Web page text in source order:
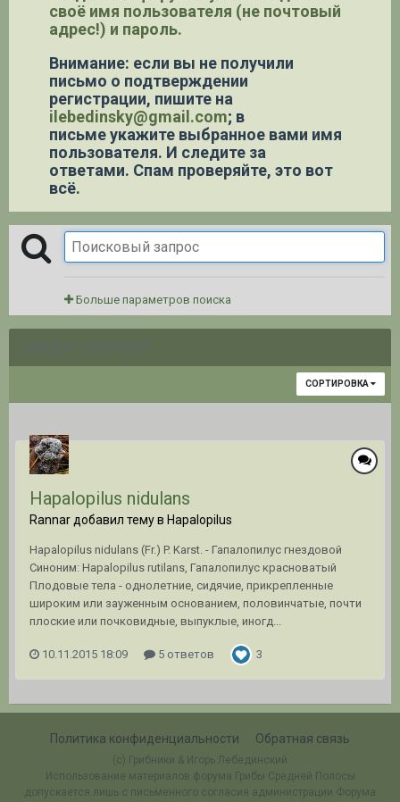
своё имя пользователя (не почтовый
адрес!) и пароль.
Внимание: если вы не получили
письмо о подтверждении
регистрации, пишите на
ilebedinsky@gmail.com; в
письме укажите выбранное вами имя
пользователя. И следите за
ответами. Спам проверяйте, это вот
всё.
Больше параметров поиска
НАЙДЕНО 1 РЕЗУЛЬТАТ
СОРТИРОВКА
Hapalopilus nidulans
Rannar добавил тему в Hapalopilus
Hapalopilus nidulans (Fr.) P. Karst. - Гапалопилус гнездовой
Синоним: Hapalopilus rutilans, Гапалопилус красноватый
Плодовые тела - однолетние, сидячие, прикрепленные
широким или зауженным основанием, половинчатые, почти
плоские или почковидные, выпуклые, иногд...
10.11.2015 18:09 5 ответов 3
Политика конфиденциальности Обратная связь
(c) Грибники & Игорь Лебединский
Использование материалов форума Грибы Средней Полосы
допускается лишь с письменного согласия администрации Форума